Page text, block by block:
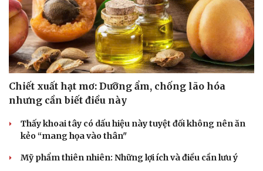
Chiết xuất hạt mơ: Dưỡng ẩm, chống lão hóa
nhưng cần biết điều này
Thấy khoai tây có dấu hiệu này tuyệt đối không nên ăn
kẻo “mang họa vào thân"
Mỹ phẩm thiên nhiên: Những lợi ích và điều cần lưu ý